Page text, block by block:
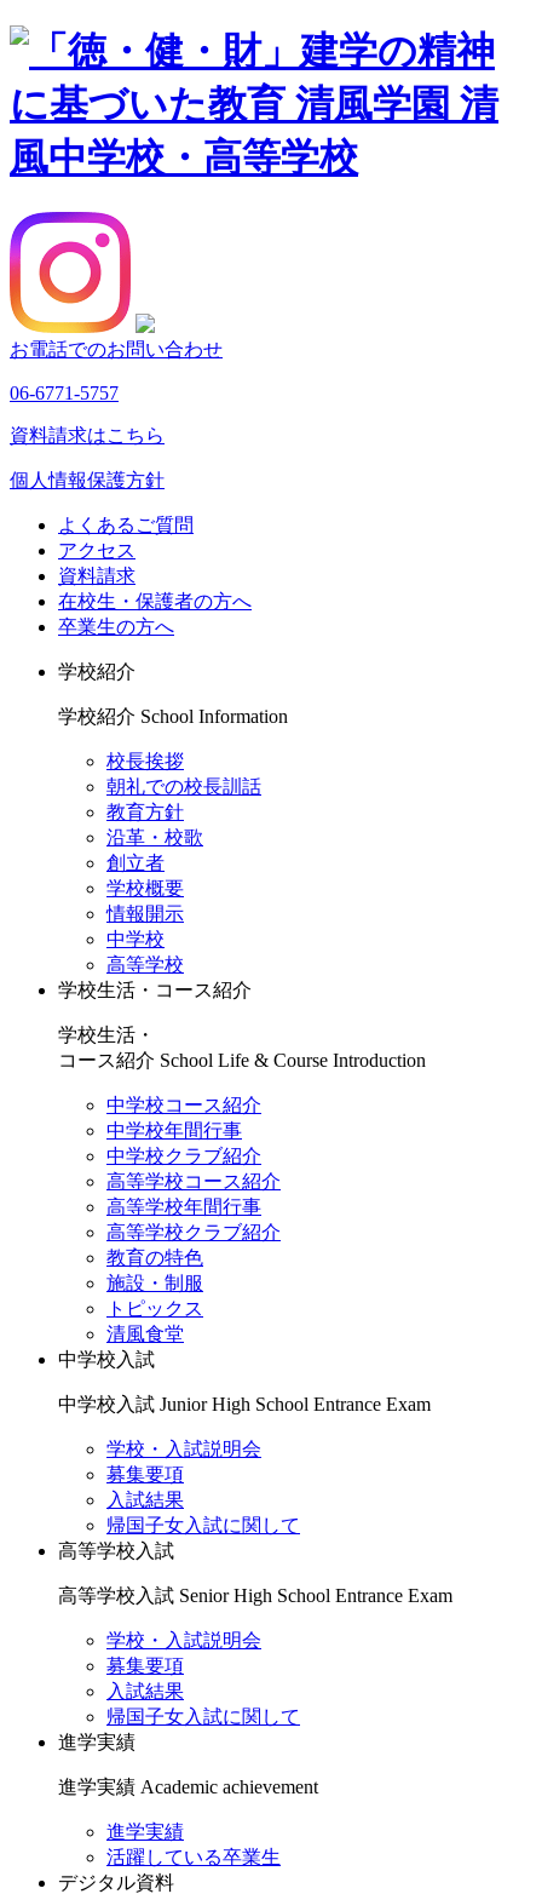
お電話でのお問い合わせ
06-6771-5757
資料請求はこちら
個人情報保護方針
よくあるご質問
アクセス
資料請求
在校生・保護者の方へ
卒業生の方へ
学校紹介
学校紹介 School Information
校長挨拶
朝礼での校長訓話
教育方針
沿革・校歌
創立者
学校概要
情報開示
中学校
高等学校
学校生活・コース紹介
学校生活・
コース紹介 School Life & Course Introduction
中学校コース紹介
中学校年間行事
中学校クラブ紹介
高等学校コース紹介
高等学校年間行事
高等学校クラブ紹介
教育の特色
施設・制服
トピックス
清風食堂
中学校入試
中学校入試 Junior High School Entrance Exam
学校・入試説明会
募集要項
入試結果
帰国子女入試に関して
高等学校入試
高等学校入試 Senior High School Entrance Exam
学校・入試説明会
募集要項
入試結果
帰国子女入試に関して
進学実績
進学実績 Academic achievement
進学実績
活躍している卒業生
デジタル資料